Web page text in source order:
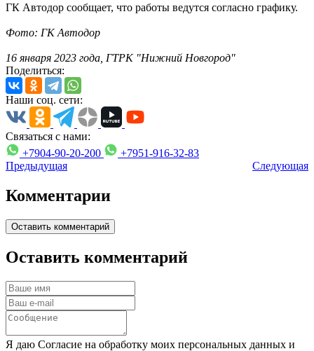
ГК Автодор сообщает, что работы ведутся согласно графику.
Фото: ГК Автодор
16 января 2023 года, ГТРК "Нижний Новгород"
Поделиться:
Наши соц. сети:
Связаться с нами:
+7904-90-20-200
+7951-916-32-83
Предыдущая
Следующая
Комментарии
Оставить комментарий
Оставить комментарий
Я даю Согласие на обработку моих персональных данных и